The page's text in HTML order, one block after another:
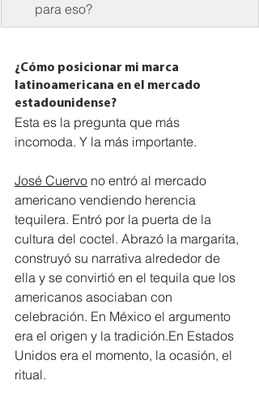
para eso?
¿Cómo posicionar mi marca
latinoamericana en el mercado
estadounidense?
Esta es la pregunta que más
incomoda. Y la más importante.
José Cuervo no entró al mercado
americano vendiendo herencia
tequilera. Entró por la puerta de la
cultura del coctel. Abrazó la margarita,
construyó su narrativa alrededor de
ella y se convirtió en el tequila que los
americanos asociaban con
celebración. En México el argumento
era el origen y la tradición.En Estados
Unidos era el momento, la ocasión, el
ritual.